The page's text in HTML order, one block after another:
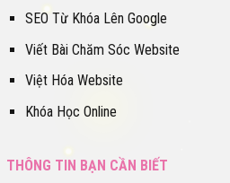
SEO Từ Khóa Lên Google
Viết Bài Chăm Sóc Website
Việt Hóa Website
Khóa Học Online
THÔNG TIN BẠN CẦN BIẾT